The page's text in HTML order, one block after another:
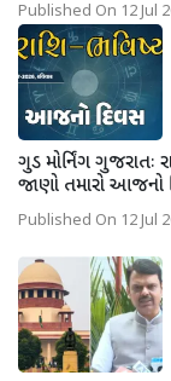
Published On 12 Jul
ગુડ મોર્નિંગ ગુજરાતઃ
જાણો તમારો આજનો
Published On 12 Jul